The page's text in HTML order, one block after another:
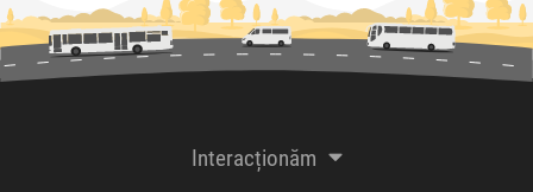
Interacționăm